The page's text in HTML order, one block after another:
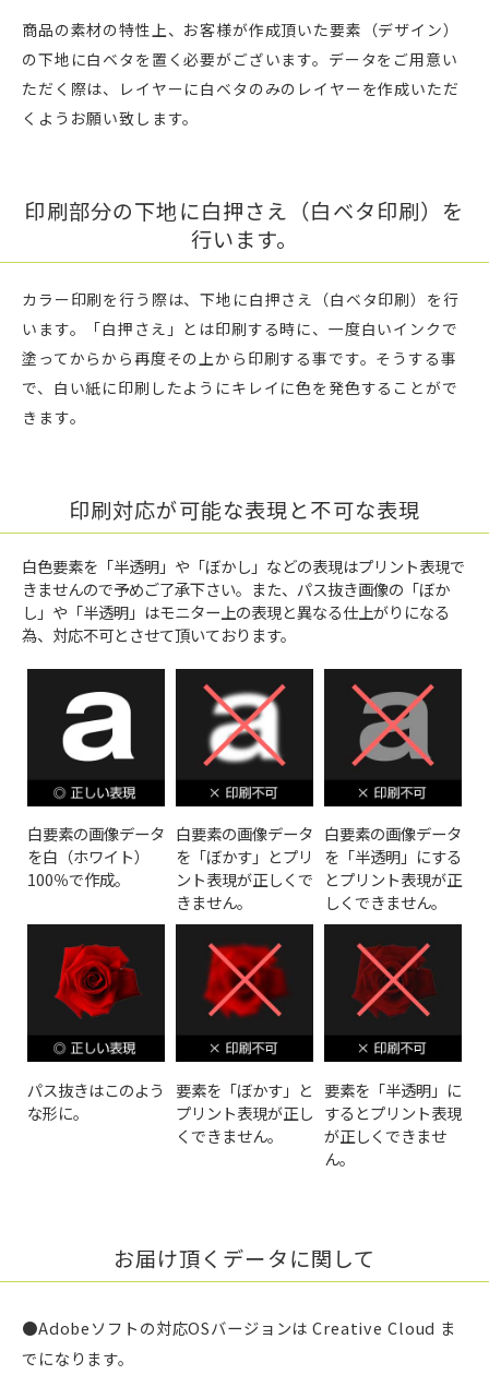
商品の素材の特性上、お客様が作成頂いた要素（デザイン）
の下地に白ベタを置く必要がございます。データをご用意い
ただく際は、レイヤーに白ベタのみのレイヤーを作成いただ
くようお願い致します。
印刷部分の下地に白押さえ（白ベタ印刷）を
行います。
カラー印刷を行う際は、下地に白押さえ（白ベタ印刷）を行
います。「白押さえ」とは印刷する時に、一度白いインクで
塗ってからから再度その上から印刷する事です。そうする事
で、白い紙に印刷したようにキレイに色を発色することがで
きます。
印刷対応が可能な表現と不可な表現
白色要素を「半透明」や「ぼかし」などの表現はプリント表現で
きませんので予めご了承下さい。また、パス抜き画像の「ぼか
し」や「半透明」はモニター上の表現と異なる仕上がりになる
為、対応不可とさせて頂いております。
白要素の画像データ
を白（ホワイト）
100％で作成。
白要素の画像データ
を「ぼかす」とプリ
ント表現が正しくで
きません。
白要素の画像データ
を「半透明」にする
とプリント表現が正
しくできません。
パス抜きはこのよう
な形に。
要素を「ぼかす」と
プリント表現が正し
くできません。
要素を「半透明」に
するとプリント表現
が正しくできませ
ん。
お届け頂くデータに関して
●Adobeソフトの対応OSバージョンは Creative Cloud ま
でになります。